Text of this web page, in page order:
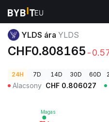
Kriptovaluta árak
YLDS ára YLDS
CHF0.808165 -
24H 7D 14D 30D 60D
Alacsony CHF 0.806027